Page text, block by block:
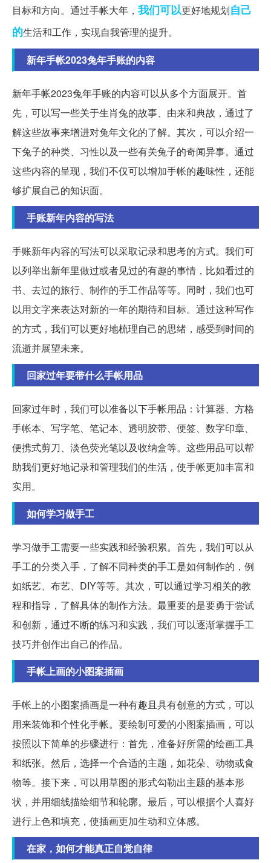
目标和方向。通过手帐大年， 我们可以更好地规划自己
的生活和工作，实现自我管理的提升。
新年手帐2023兔年手账的内容
新年手帐2023兔年手账的内容可以从多个方面展开。首
先，可以写一些关于生肖兔的故事、由来和典故，通过了
解这些故事来增进对兔年文化的了解。其次，可以介绍一
下兔子的种类、习性以及一些有关兔子的奇闻异事。通过
这些内容的呈现，我们不仅可以增加手帐的趣味性，还能
够扩展自己的知识面。
手账新年内容的写法
手账新年内容的写法可以采取记录和思考的方式。我们可
以列举出新年里做过或者见过的有趣的事情，比如看过的
书、去过的旅行、制作的手工作品等等。同时，我们也可
以用文字来表达对新的一年的期待和目标。通过这种写作
的方式，我们可以更好地梳理自己的思绪，感受到时间的
流逝并展望未来。
回家过年要带什么手帐用品
回家过年时，我们可以准备以下手帐用品：计算器、方格
手帐本、写字笔、笔记本、透明胶带、便签、数字印章、
便携式剪刀、淡色荧光笔以及收纳盒等。这些用品可以帮
助我们更好地记录和管理我们的生活，使手帐更加丰富和
实用。
如何学习做手工
学习做手工需要一些实践和经验积累。首先，我们可以从
手工的分类入手，了解不同种类的手工是如何制作的，例
如纸艺、布艺、DIY等等。其次，可以通过学习相关的教
程和指导，了解具体的制作方法。最重要的是要勇于尝试
和创新，通过不断的练习和实践，我们可以逐渐掌握手工
技巧并创作出自己的作品。
手帐上画的小图案插画
手帐上的小图案插画是一种有趣且具有创意的方式，可以
用来装饰和个性化手帐。要绘制可爱的小图案插画，可以
按照以下简单的步骤进行：首先，准备好所需的绘画工具
和纸张。然后，选择一个合适的主题，如花朵、动物或食
物等。接下来，可以用草图的形式勾勒出主题的基本形
状，并用细线描绘细节和轮廓。最后，可以根据个人喜好
进行上色和填充，使插画更加生动和立体感。
在家，如何才能真正自觉自律